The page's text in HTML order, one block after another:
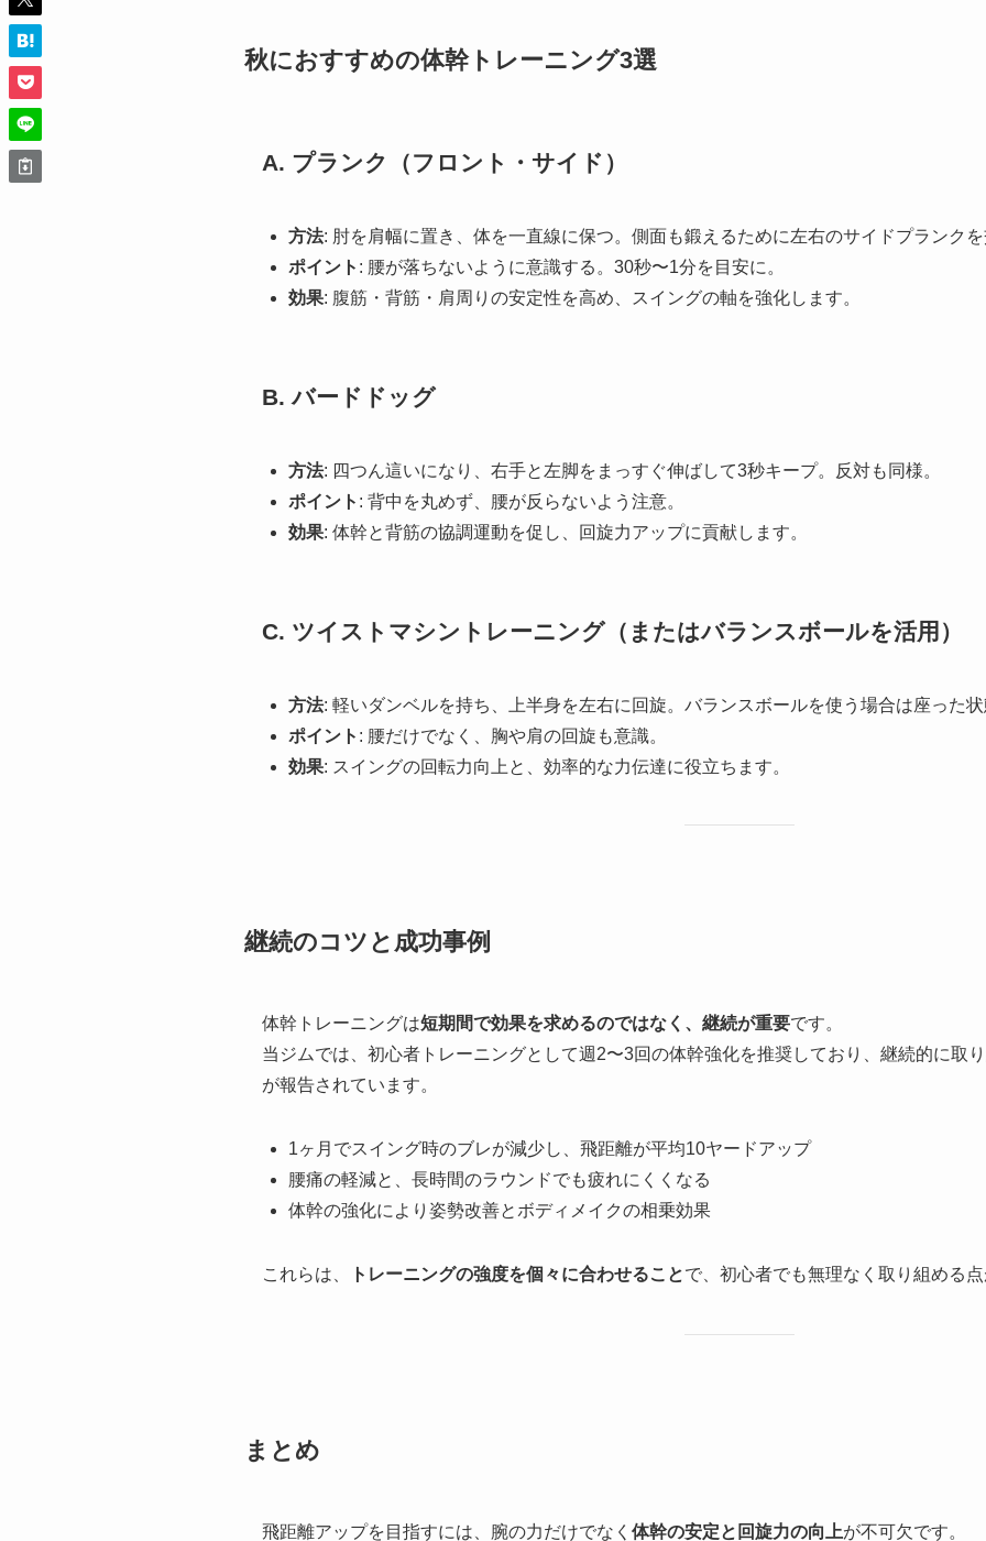
秋におすすめの体幹トレーニング3選
A. プランク（フロント・サイド）
方法: 肘を肩幅に置き、体を一直線に保つ。側面も鍛えるために左右のサイドプランクを
ポイント : 腰が落ちないように意識する。30秒〜1分を目安に。
効果: 腹筋・背筋・肩周りの安定性を高め、スイングの軸を強化します。
B. バードドッグ
方法: 四つん這いになり、右手と左脚をまっすぐ伸ばして3秒キープ。反対も同様。
ポイント : 背中を丸めず、腰が反らないよう注意。
効果: 体幹と背筋の協調運動を促し、回旋力アップに貢献します。
C. ツイストマシントレーニング（またはバランスボールを活用）
方法: 軽いダンベルを持ち、上半身を左右に回旋。バランスボールを使う場合は座った状
ポイント : 腰だけでなく、胸や肩の回旋も意識。
効果: スイングの回転力向上と、効率的な力伝達に役立ちます。
継続のコツと成功事例
体幹トレーニングは短期間で効果を求めるのではなく、継続が重要です。
当ジムでは、初心者トレーニングとして週2〜3回の体幹強化を推奨しており、継続的に取
が報告されています。
1ヶ月でスイング時のブレが減少し、飛距離が平均10ヤードアップ
腰痛の軽減と、長時間のラウンドでも疲れにくくなる
体幹の強化により姿勢改善とボディメイクの相乗効果
これらは、 トレーニングの強度を個々に合わせることで、初心者でも無理なく取り組める点
まとめ
飛距離アップを目指すには、腕の力だけでなく 体幹の安定と回旋力の向上が不可欠です。